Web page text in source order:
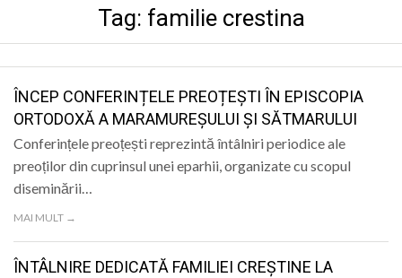
SANATATE
SPORT
SPECIAL
Tag: familie crestina
ÎNCEP CONFERINȚELE PREOȚEȘTI ÎN EPISCOPIA
ORTODOXĂ A MARAMUREȘULUI ȘI SĂTMARULUI
Conferințele preoțești reprezintă întâlniri periodice ale
preoților din cuprinsul unei eparhii, organizate cu scopul
diseminării…
MAI MULT →
ÎNTÂLNIRE DEDICATĂ FAMILIEI CREȘTINE LA